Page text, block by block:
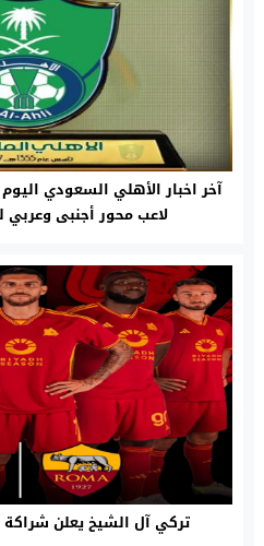
آخر اخبار الأهلي السعودي
لاعب محور أجنبى
تركي آل الشيخ يعلن شراكة